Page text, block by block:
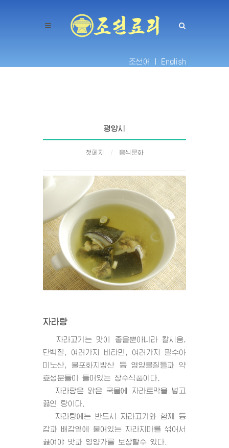
조선어 | English
평양시
첫페지 음식문화
자라탕
자라고기는 맛이 좋을뿐아니라 칼시움,
단백질, 여러가지 비타민, 여러가지 필수아
미노산, 불포화지방산 등 영양물질들과 약
효성분들이 들어있는 장수식품이다.
자라탕은 맑은 국물에 자라토막을 넣고
끓인 탕이다.
자라탕에는 반드시 자라고기와 함께 등
갑과 배갑옆에 붙어있는 자라치마를 섞어서
끓여야 맛과 영양가를 보장할수 있다.